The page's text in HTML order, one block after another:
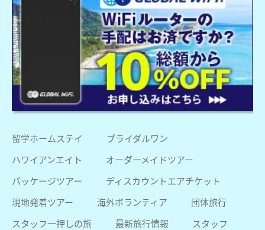
留学ホームステイ
ブライダルワン
ハワイアンエイト
オーダーメイドツアー
パッケージツアー
ディスカウントエアチケット
現地発着ツアー
海外ボランティア
団体旅行
スタッフ一押しの旅
最新旅行情報
スタッフ